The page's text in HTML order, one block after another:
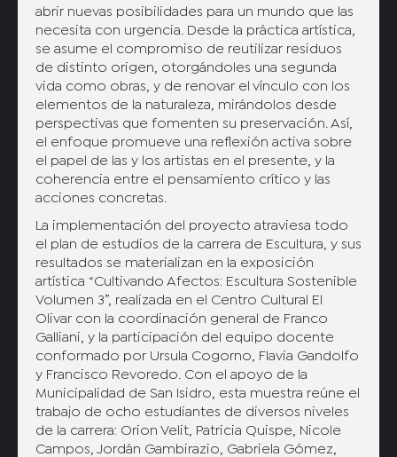
abrir nuevas posibilidades para un mundo que las
necesita con urgencia. Desde la práctica artística,
se asume el compromiso de reutilizar residuos
de distinto origen, otorgándoles una segunda
vida como obras, y de renovar el vínculo con los
elementos de la naturaleza, mirándolos desde
perspectivas que fomenten su preservación. Así,
el enfoque promueve una reflexión activa sobre
el papel de las y los artistas en el presente, y la
coherencia entre el pensamiento crítico y las
acciones concretas.
La implementación del proyecto atraviesa todo
el plan de estudios de la carrera de Escultura, y sus
resultados se materializan en la exposición
artística “Cultivando Afectos: Escultura Sostenible
Volumen 3”, realizada en el Centro Cultural El
Olivar con la coordinación general de Franco
Galliani, y la participación del equipo docente
conformado por Ursula Cogorno, Flavia Gandolfo
y Francisco Revoredo. Con el apoyo de la
Municipalidad de San Isidro, esta muestra reúne el
trabajo de ocho estudiantes de diversos niveles
de la carrera: Orion Velit, Patricia Quispe, Nicole
Campos, Jordán Gambirazio, Gabriela Gómez,